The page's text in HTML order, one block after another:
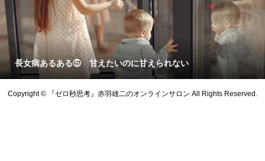
長女病あるある⑤ 甘えたいのに甘えられない
Copyright © 『ゼロ秒思考』赤羽雄二のオンラインサロン All Rights Reserved.